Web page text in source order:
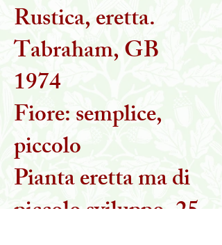
Rustica, eretta.
Tabraham, GB
1974
Fiore: semplice,
piccolo
Pianta eretta ma di
piccolo sviluppo, 25-